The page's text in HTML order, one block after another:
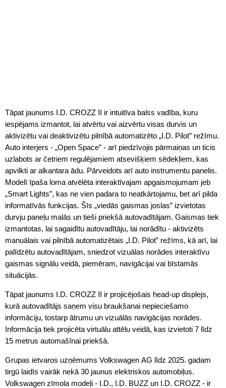
Tāpat jaunums I.D. CROZZ II ir intuitīva balss vadība, kuru
iespējams izmantot, lai atvērtu vai aizvērtu visas durvis un
aktivizētu vai deaktivizētu pilnībā automatizēto „I.D. Pilot” režīmu.
Auto interjers - „Open Space” - arī piedzīvojis pārmaiņas un ticis
uzlabots ar četriem regulējamiem atsevišķiem sēdekļiem, kas
apvilkti ar alkantara ādu. Pārveidots arī auto instrumentu panelis.
Modelī īpaša loma atvēlēta interaktīvajam apgaismojumam jeb
„Smart Lights”, kas ne vien padara to neatkārtojamu, bet arī pilda
informatīvās funkcijas. Šīs „viedās gaismas joslas” izvietotas
durvju paneļu malās un tieši priekšā autovadītājam. Gaismas tiek
izmantotas, lai sagaidītu autovadītāju, lai norādītu - aktivizēts
manuālais vai pilnībā automatizētais „I.D. Pilot” režīms, kā arī, lai
palīdzētu autovadītājam, sniedzot vizuālas norādes interaktīvu
gaismas signālu veidā, piemēram, navigācijai vai bīstamās
situācijās.
Tāpat jaunums I.D. CROZZ II ir projicējošais head-up displejs,
kurā autovadītājs saņem visu braukšanai nepieciešamo
informāciju, tostarp ātrumu un vizuālās navigācijas norādes.
Informācija tiek projicēta virtuālu attēlu veidā, kas izvietoti 7 līdz
15 metrus automašīnai priekšā.
Grupas ietvaros uzņēmums Volkswagen AG līdz 2025. gadam
tirgū laidīs vairāk nekā 30 jaunus elektriskos automobiļus.
Volkswagen zīmola modeļi - I.D., I.D. BUZZ un I.D. CROZZ - ir